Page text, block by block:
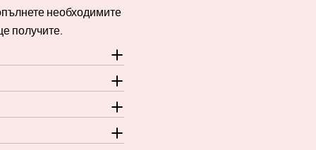
необходимите
получите.